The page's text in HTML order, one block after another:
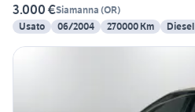
3.000 €Siamanna (OR)
Usato
06/2004 270000 Km Diesel